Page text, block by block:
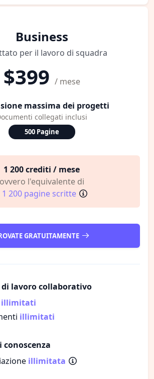
Business
per il lavoro di squadra
$399 / mese
massima dei progetti
collegati inclusi
500 Pagine
1 200 crediti / mese
ovvero l'equivalente di
1 200 pagine scritte
GRATUITAMENTE
di lavoro collaborativo
illimitati
illimitati
conoscenza
illimitata